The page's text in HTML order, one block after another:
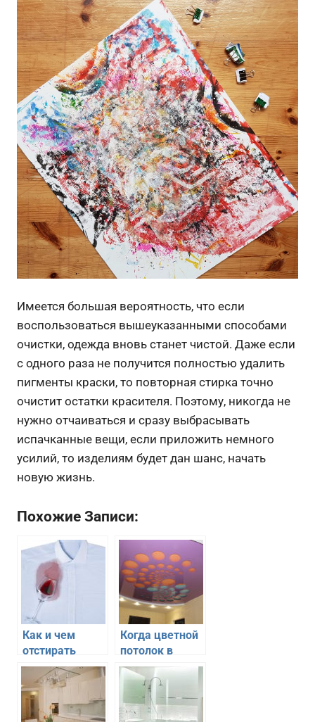
Имеется большая вероятность, что если
воспользоваться вышеуказанными способами
очистки, одежда вновь станет чистой. Даже если
с одного раза не получится полностью удалить
пигменты краски, то повторная стирка точно
очистит остатки красителя. Поэтому, никогда не
нужно отчаиваться и сразу выбрасывать
испачканные вещи, если приложить немного
усилий, то изделиям будет дан шанс, начать
новую жизнь.
Похожие Записи:
Как и чем
отстирать
красное вино с
одежды и
белой ткани в
домашних
Когда цветной
потолок в
интерьере —
это удачная
идея